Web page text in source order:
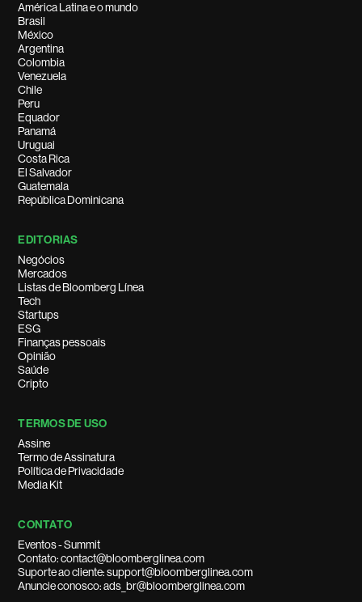
América Latina e o mundo
Brasil
México
Argentina
Colombia
Venezuela
Chile
Peru
Equador
Panamá
Uruguai
Costa Rica
El Salvador
Guatemala
República Dominicana
EDITORIAS
Negócios
Mercados
Listas de Bloomberg Línea
Tech
Startups
ESG
Finanças pessoais
Opinião
Saúde
Cripto
TERMOS DE USO
Assine
Termo de Assinatura
Política de Privacidade
Media Kit
CONTATO
Eventos - Summit
Contato: contact@bloomberglinea.com
Suporte ao cliente: support@bloomberglinea.com
Anuncie conosco: ads_br@bloomberglinea.com